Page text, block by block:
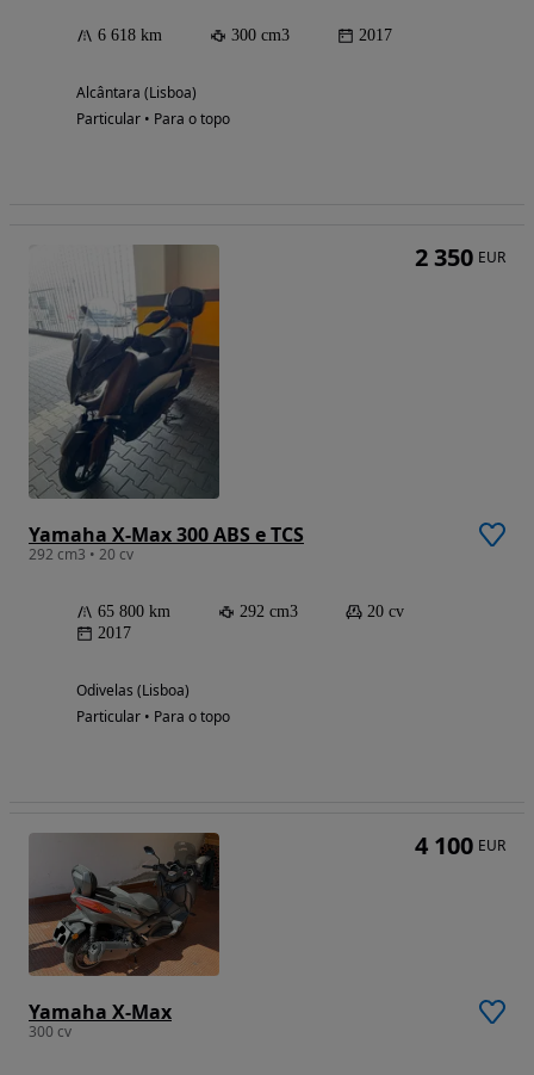
6 618 km 300 cm3 2017
Alcântara (Lisboa)
Particular • Para o topo
Yamaha X-Max 300 ABS e TCS
292 cm3 • 20 cv
65 800 km 292 cm3
20 cv
2017
Odivelas (Lisboa)
Particular • Para o topo
2 350 EUR
Yamaha X-Max
300 cv
4 100 EUR